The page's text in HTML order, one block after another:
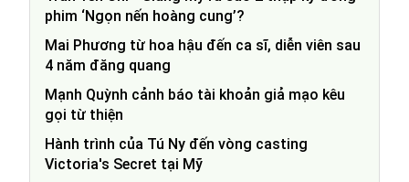
phim ‘Ngọn nến hoàng cung’?
Mai Phương từ hoa hậu đến ca sĩ, diễn viên sau
4 năm đăng quang
Mạnh Quỳnh cảnh báo tài khoản giả mạo kêu
gọi từ thiện
Hành trình của Tú Ny đến vòng casting
Victoria's Secret tại Mỹ